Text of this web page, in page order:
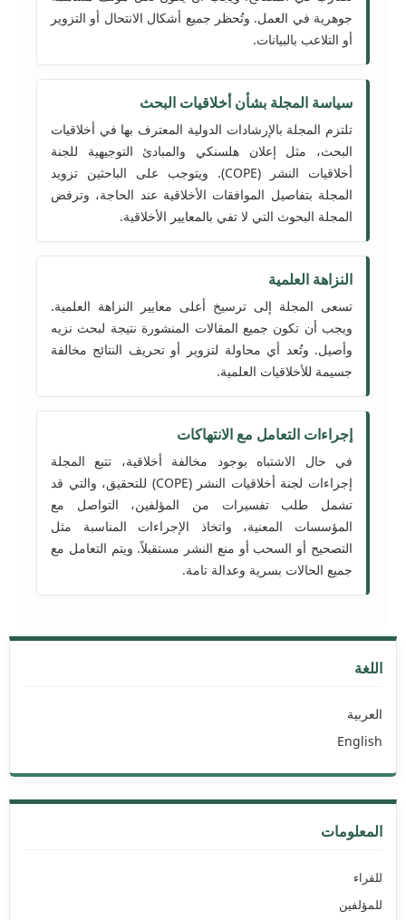
جوهرية في العمل. وتُحظر جميع أشكال الانتحال أو التزوير
أو التلاعب بالبيانات.
سياسة المجلة بشأن أخلاقيات البحث
تلتزم المجلة بالإرشادات الدولية المعترف بها في أخلاقيات
البحث، مثل إعلان هلسنكي والمبادئ التوجيهية للجنة
أخلاقيات النشر (COPE). ويتوجب على الباحثين تزويد
المجلة بتفاصيل الموافقات الأخلاقية عند الحاجة، وترفض
المجلة البحوث التي لا تفي بالمعايير الأخلاقية.
النزاهة العلمية
تسعى المجلة إلى ترسيخ أعلى معايير النزاهة العلمية.
ويجب أن تكون جميع المقالات المنشورة نتيجة لبحث نزيه
وأصيل. وتُعد أي محاولة لتزوير أو تحريف النتائج مخالفة
جسيمة للأخلاقيات العلمية.
إجراءات التعامل مع الانتهاكات
في حال الاشتباه بوجود مخالفة أخلاقية، تتبع المجلة
إجراءات لجنة أخلاقيات النشر (COPE) للتحقيق، والتي قد
تشمل طلب تفسيرات من المؤلفين، التواصل مع
المؤسسات المعنية، واتخاذ الإجراءات المناسبة مثل
التصحيح أو السحب أو منع النشر مستقبلاً. ويتم التعامل مع
جميع الحالات بسرية وعدالة تامة.
اللغة
العربية
English
المعلومات
للقراء
للمؤلفين